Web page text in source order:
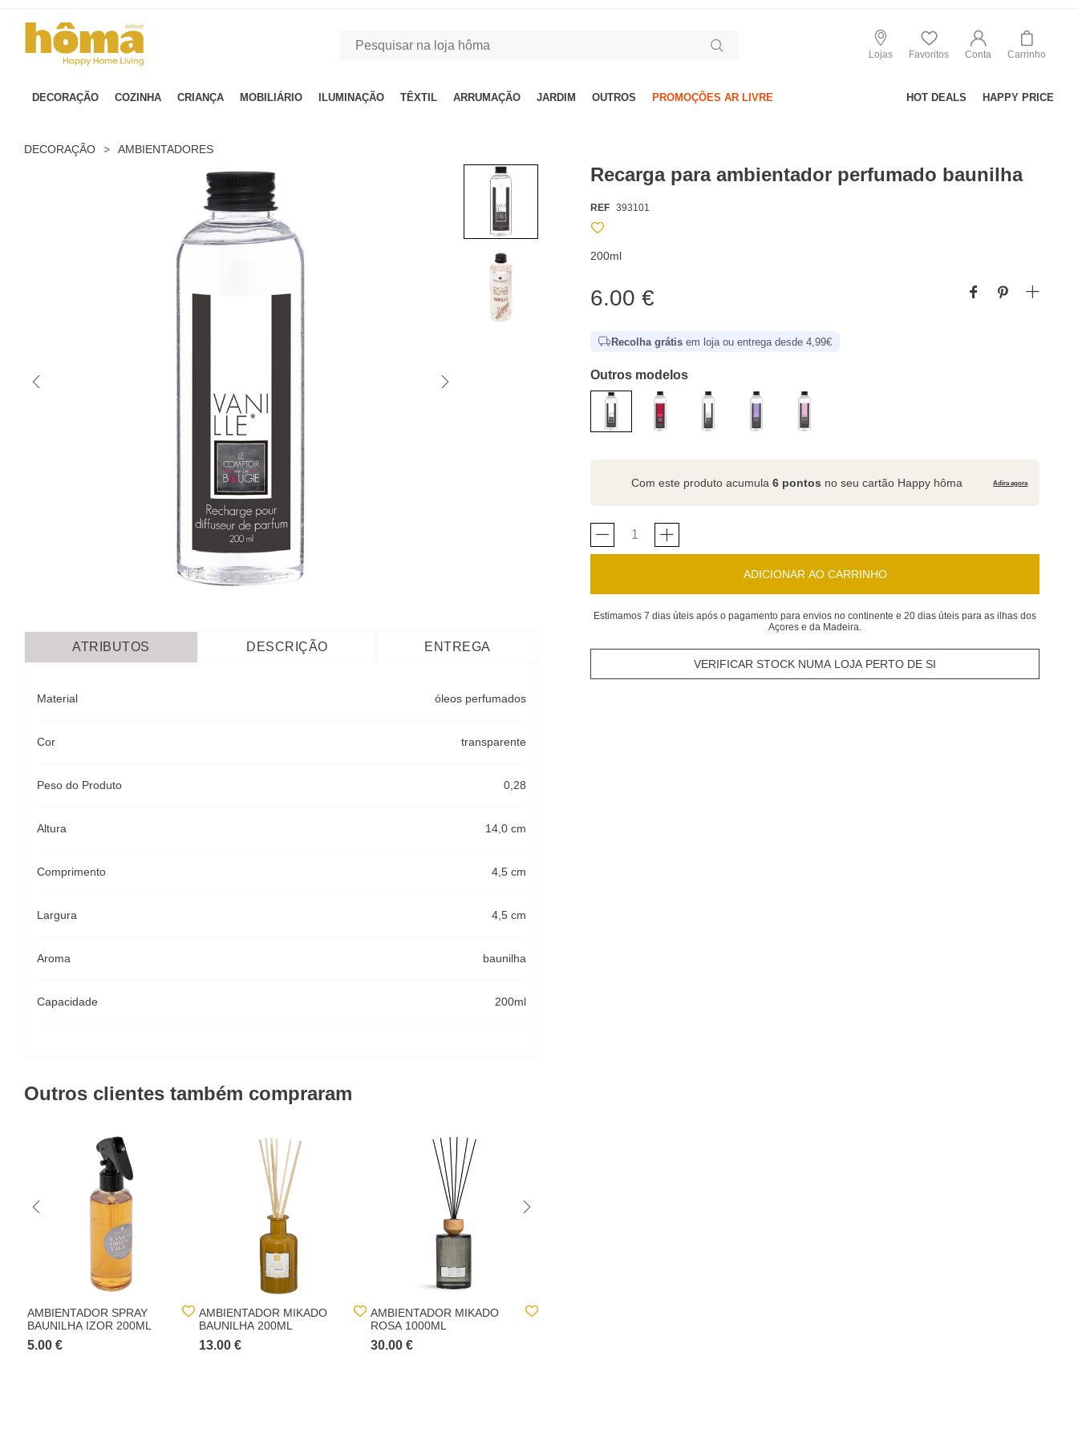
Lojas Favoritos Conta Carrinho
DECORAÇÃO COZINHA CRIANÇA MOBILIÁRIO ILUMINAÇÃO TÊXTIL ARRUMAÇÃO JARDIM OUTROS PROMOÇÕES AR LIVRE HOT DEALS HAPPY PRICE
DECORAÇÃO > AMBIENTADORES
Recarga para ambientador perfumado baunilha
REF 393101
200ml
6.00 €
Recolha grátis em loja ou entrega desde 4,99€
Outros modelos
Com este produto acumula6 pontos no seu cartão Happy hôma Adira agora
ADICIONAR AO CARRINHO
Estimamos 7 dias úteis após o pagamento para envios no continente e 20 dias úteis para as ilhas dos
Açores e da Madeira.
VERIFICAR STOCK NUMA LOJA PERTO DE SI
ATRIBUTOS DESCRIÇÃO ENTREGA
Material óleos perfumados
Cor transparente
Peso do Produto 0,28
Altura 14,0 cm
Comprimento 4,5 cm
Largura 4,5 cm
Aroma baunilha
Capacidade 200ml
Outros clientes também compraram
AMBIENTADOR SPRAY
BAUNILHA IZOR 200ML
5.00 €
AMBIENTADOR MIKADO
BAUNILHA 200ML
13.00 €
AMBIENTADOR MIKADO
ROSA 1000ML
30.00 €